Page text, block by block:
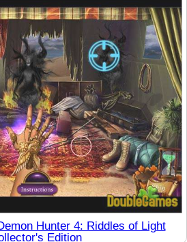
Hunter 4: Riddles of Light
Edition